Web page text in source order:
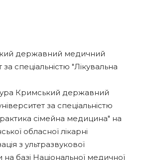
державний медичний
за спеціальністю "Лікувальна
Кримський державний
за спеціальністю
сімейна медицина" на
обласної лікарні
з ультразвукової
на базі Національної медичної